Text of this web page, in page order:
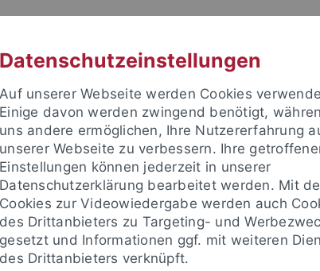
FORSCHUNG
Datenschutzeinstellungen
Auf unserer Webseite werden Cookies
Einige davon werden zwingend benötigt,
uns andere ermöglichen, Ihre Nutzererfahrung
unserer Webseite zu verbessern. Ihre
Einstellungen können jederzeit in unserer
Datenschutzerklärung bearbeitet werden. Mit
Cookies zur Videowiedergabe werden auch
des Drittanbieters zu Targeting- und
gesetzt und Informationen ggf. mit weiteren
des Drittanbieters verknüpft.